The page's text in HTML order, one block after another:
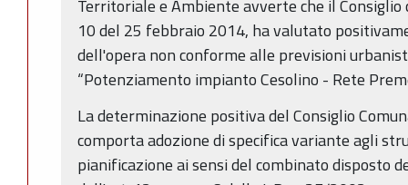
Territoriale e Ambiente avverte che il Consiglio
10 del 25 febbraio 2014, ha valutato
dell'opera non conforme alle previsioni
“Potenziamento impianto Cesolino - Rete
La determinazione positiva del Consiglio
comporta adozione di specifica variante agli
pianificazione ai sensi del combinato disposto